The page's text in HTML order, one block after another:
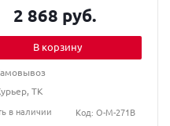
2 868 руб.
В корзину
ТК
в наличии
Код: O-M-271B